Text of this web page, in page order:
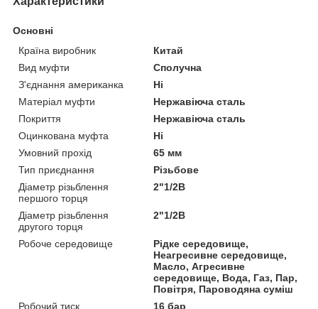
Основні
Країна виробник
Китай
Вид муфти
Сполучна
З'єднання американка
Ні
Матеріал муфти
Нержавіюча сталь
Покриття
Нержавіюча сталь
Оцинкована муфта
Ні
Умовний прохід
65 мм
Тип приєднання
Різьбове
Діаметр різьблення
першого торця
2"1/2В
Діаметр різьблення
другого торця
2"1/2В
Робоче середовище
Рідке середовище,
Неагресивне середовище,
Масло, Агресивне
середовище, Вода, Газ, Пар,
Повітря, Пароводяна суміш
Робочий тиск
16 бар